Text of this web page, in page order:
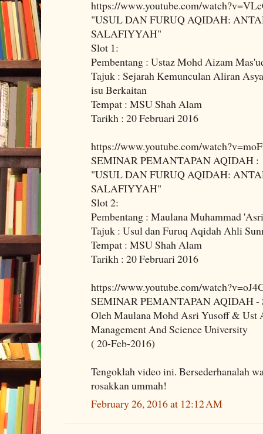
https://www.youtube.com/
"USUL DAN FURUQ AQIDAH:
SALAFIYYAH"
Slot 1:
Pembentang : Ustaz Mohd Aizam
Tajuk : Sejarah Kemunculan Aliran
isu Berkaitan
Tempat : MSU Shah Alam
Tarikh : 20 Februari 2016
https://www.youtube.com/
SEMINAR PEMANTAPAN AQIDAH :
"USUL DAN FURUQ AQIDAH:
SALAFIYYAH"
Slot 2:
Pembentang : Maulana Muhammad
Tajuk : Usul dan Furuq Aqidah Ahli
Tempat : MSU Shah Alam
Tarikh : 20 Februari 2016
https://www.youtube.com/
SEMINAR PEMANTAPAN AQIDAH -
Oleh Maulana Mohd Asri Yusoff & Ust
Management And Science University
( 20-Feb-2016)
Tengoklah video ini. Bersederhanalah
rosakkan ummah!
February 26, 2016 at 12:12 AM